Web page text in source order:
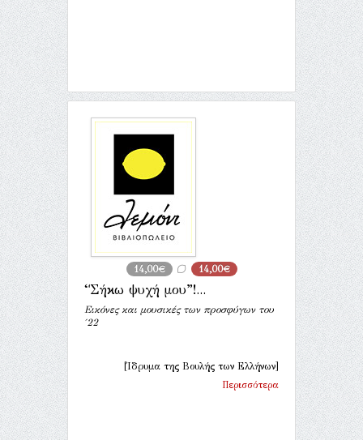
14,00€ 14,00€
“Σήκω ψυχή μου”!...
Εικόνες και μουσικές των προσφύγων του
′22
[Ίδρυμα της Βουλής των Ελλήνων]
Περισσότερα